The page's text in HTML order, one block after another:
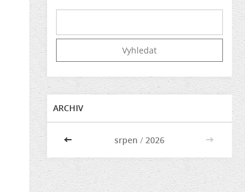
ARCHIV
<< srpen / 2026 >>